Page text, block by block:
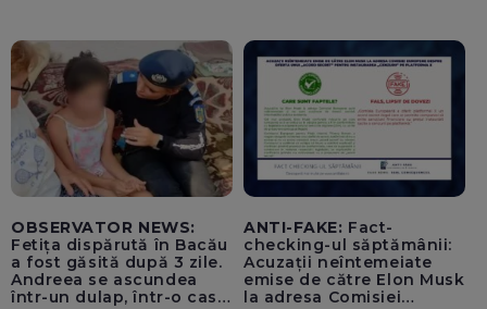
OBSERVATOR NEWS:
Fetița dispărută în Bacău
a fost găsită după 3 zile.
Andreea se ascundea
într-un dulap, într-o casă
ANTI-FAKE: Fact-
checking-ul săptămânii:
Acuzații neîntemeiate
emise de către Elon Musk
la adresa Comisiei